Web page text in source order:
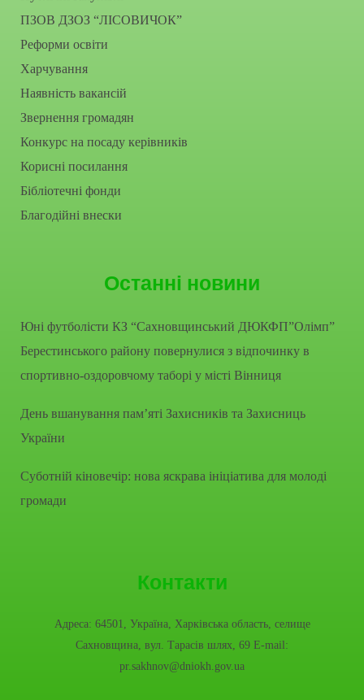
ПЗОВ ДЗОЗ “ЛІСОВИЧОК”
Реформи освіти
Харчування
Наявність вакансій
Звернення громадян
Конкурс на посаду керівників
Корисні посилання
Бібліотечні фонди
Благодійні внески
Останні новини
Юні футболісти КЗ “Сахновщинський ДЮКФП”Олімп”
Берестинського району повернулися з відпочинку в
спортивно-оздоровчому таборі у місті Вінниця
День вшанування пам’яті Захисників та Захисниць
України
Суботній кіновечір: нова яскрава ініціатива для молоді
громади
Контакти
Адреса: 64501, Україна, Харківська область, селище
Сахновщина, вул. Тарасів шлях, 69 E-mail:
pr.sakhnov@dniokh.gov.ua